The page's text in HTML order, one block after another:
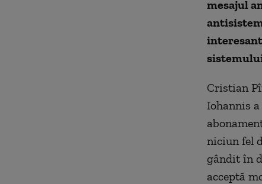
mesajul
Cristian
Iohannis
niciun fel
gândit în
acceptă